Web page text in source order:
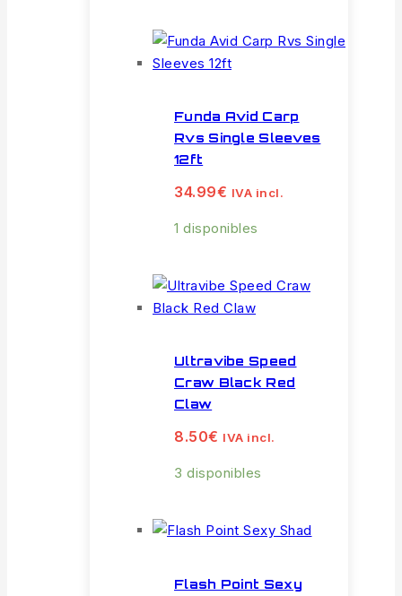
Funda Avid Carp
Rvs Single Sleeves
12ft
34.99€ IVA incl.
1 disponibles
Ultravibe Speed
Craw Black Red
Claw
8.50€ IVA incl.
3 disponibles
Flash Point Sexy